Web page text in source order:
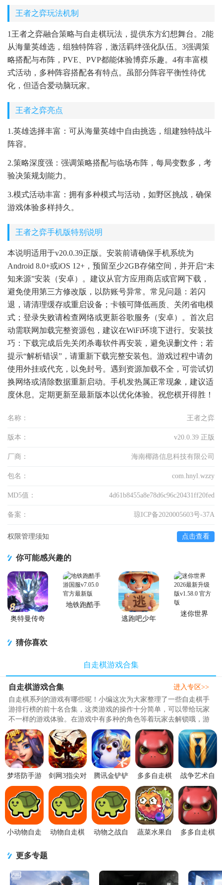
王者之弈玩法机制
1王者之弈融合策略与自走棋玩法，提供东方幻想舞台。2能
从海量英雄选，组独特阵容，激活羁绊强化队伍。3强调策
略搭配与布阵，PVE、PVP都能体验博弈乐趣。4有丰富模
式活动，多种阵容搭配各有特点。虽部分阵容平衡性待优
化，但适合爱动脑玩家。
王者之弈亮点
1.英雄选择丰富：可从海量英雄中自由挑选，组建独特战斗
阵容。
2.策略深度强：强调策略搭配与临场布阵，每局变数多，考
验决策规划能力。
3.模式活动丰富：拥有多种模式与活动，如野区挑战，确保
游戏体验多样持久。
王者之弈手机版特别说明
本说明适用于v20.0.39正版。安装前请确保手机系统为
Android 8.0+或iOS 12+，预留至少2GB存储空间，并开启“未
知来源”安装（安卓）。建议从官方应用商店或官网下载，
避免使用第三方修改版，以防账号异常。常见问题：若闪
退，请清理缓存或重启设备；卡顿可降低画质、关闭省电模
式；登录失败请检查网络或更新谷歌服务（安卓）。首次启
动需联网加载完整资源包，建议在WiFi环境下进行。安装技
巧：下载完成后先关闭杀毒软件再安装，避免误删文件；若
提示“解析错误”，请重新下载完整安装包。游戏过程中请勿
使用外挂或代充，以免封号。遇到资源加载不全，可尝试切
换网络或清除数据重新启动。手机发热属正常现象，建议适
度休息。定期更新至最新版本以优化体验。祝您棋开得胜！
名称： 王者之弈
版本： v20.0.39 正版
厂商： 海南椰路信息科技有限公司
包名： com.hnyl.wzzy
MD5值： 4d61b8455a8e78d6c96c20431ff20fed
备案： 琼ICP备2020005603号-37A
权限管理须知 点击查看
你可能感兴趣的
奥特曼传奇
地铁跑酷手
逃跑吧少年
迷你世界
猜你喜欢
自走棋游戏合集
自走棋游戏合集
自走棋系列的游戏有哪些呢！小编这次为大家整理了一些自走棋手
游排行榜的前十名合集，这类游戏的操作十分简单，可以带给玩家
不一样的游戏体验。在游戏中有多种的角色等着玩家去解锁哦，游
戏模式多样，需要玩家不断的..
进入专区>>
梦塔防手游
自走棋
4.73.2 手机
版
剑网3指尖对
弈安卓手机
V1.5.39官方
最新版
腾讯金铲铲
之战游戏
1.12.30官方
最新版【附
兑
多多自走棋
手游下载
v2.41.2 安卓
版
战争艺术自
走棋1.9.82
官方版
小动物自走
安卓手机最
动物自走棋
动物之战自
蔬菜水果自
多多自走棋
更多专题